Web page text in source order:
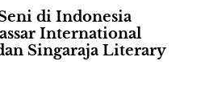
di Indonesia
International
Singaraja Literary